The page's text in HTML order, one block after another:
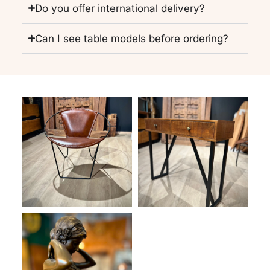
Do you offer international delivery?
Can I see table models before ordering?